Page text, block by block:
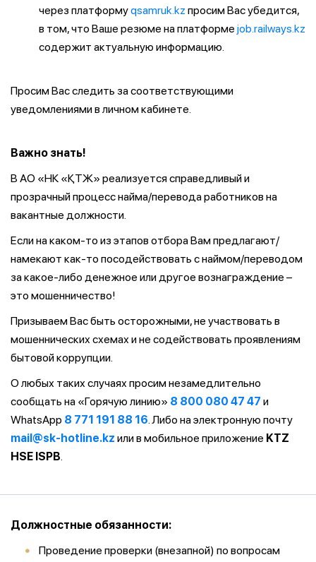
через платформуqsamruk.kz просим Вас убедится,
в том, что Ваше резюме на платформе job.railways.kz
содержит актуальную информацию.
Просим Вас следить за соответствующими
уведомлениями в личном кабинете.
Важно знать!
В АО «НК «ҚТЖ» реализуется справедливый и
прозрачный процесс найма/перевода работников на
вакантные должности.
Если на каком-то из этапов отбора Вам предлагают/
намекают как-то посодействовать с наймом/переводом
за какое-либо денежное или другое вознаграждение –
это мошенничество!
Призываем Вас быть осторожными, не участвовать в
мошеннических схемах и не содействовать проявлениям
бытовой коррупции.
О любых таких случаях просим незамедлительно
сообщать на «Горячую линию» 8 800 080 47 47 и
WhatsApp 8 771 191 88 16. Либо на электронную почту
mail@sk-hotline.kz или в мобильное приложение KTZ
HSE ISPB.
Должностные обязанности:
Проведение проверки (внезапной) по вопросам